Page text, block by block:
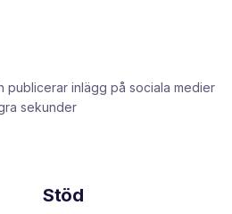
publicerar inlägg på sociala medier
sekunder
Stöd